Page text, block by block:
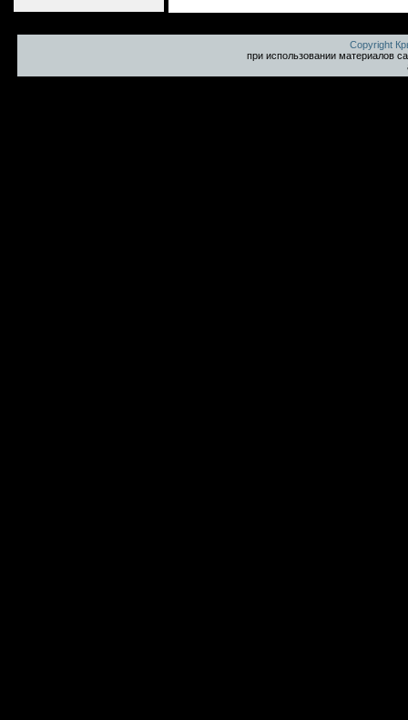
Copyright
при использовании материалов